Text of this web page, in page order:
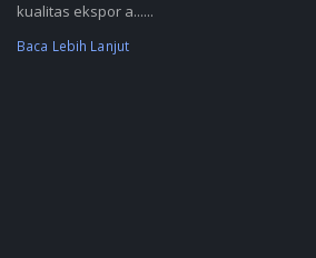
kualitas ekspor a......
Baca Lebih Lanjut